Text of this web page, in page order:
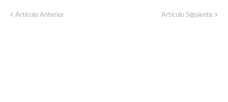
Artículo Anterior Artículo Siguiente